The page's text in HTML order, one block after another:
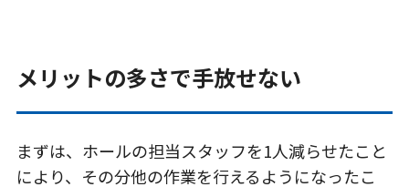
メリットの多さで手放せない
まずは、ホールの担当スタッフを1人減らせたこと
により、その分他の作業を行えるようになったこ